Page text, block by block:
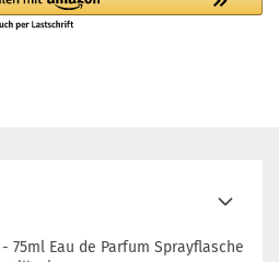
75ml Eau de Parfum Sprayflasche